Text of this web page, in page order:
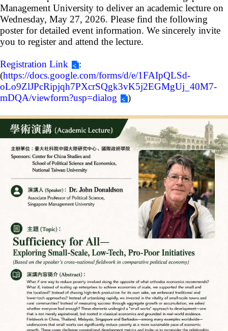
專
班
學
研
究
國
發
展
研
究
期
口
試
區
所
學
會
Management University to deliver an academic lecture on
Wednesday, May 27, 2026. Please find the following
poster for detailed event information. We sincerely invite
you to register and attend the lecture.
Registration Link
:
(https://docs.google.com/forms/d/e/1FAIpQLSd-
oLo9ZlJPcRipjqh7PXcrSQgk3vK5j2EGMgUj_40M7-
mDQA/viewform?usp=dialog
)